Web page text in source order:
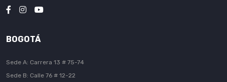
BOGOTÁ
Sede A: Carrera 13 # 75-74
Sede B: Calle 76 # 12-22